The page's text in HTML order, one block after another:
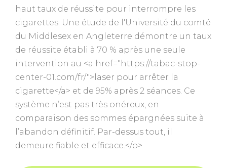
haut taux de réussite pour interrompre les
cigarettes. Une étude de l'Université du comté
du Middlesex en Angleterre démontre un taux
de réussite établi à 70 % après une seule
intervention au <a href="https://tabac-stop-
center-01.com/fr/">laser pour arrêter la
cigarette</a> et de 95% après 2 séances. Ce
système n’est pas très onéreux, en
comparaison des sommes épargnées suite à
l’abandon définitif. Par-dessus tout, il
demeure fiable et efficace.</p>